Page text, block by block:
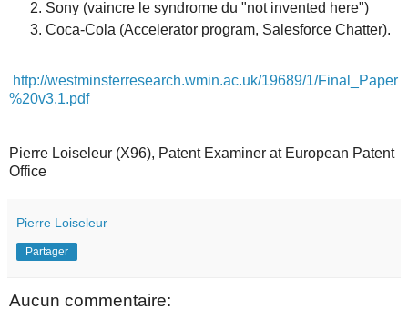
Sony (vaincre le syndrome du "not invented here")
Coca-Cola (Accelerator program, Salesforce Chatter).
http://westminsterresearch.wmin.ac.uk/19689/1/Final_Paper
%20v3.1.pdf
Pierre Loiseleur (X96), Patent Examiner at European Patent
Office
Pierre Loiseleur
Partager
Aucun commentaire: